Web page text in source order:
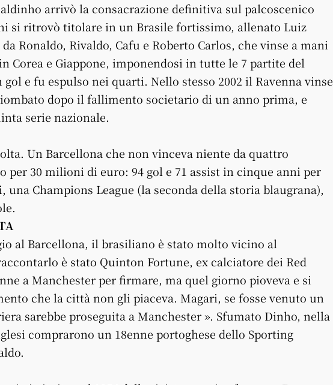
arrivò la consacrazione definitiva sul palcoscenico
si ritrovò titolare in un Brasile fortissimo, allenato Luiz
Ronaldo, Rivaldo, Cafu e Roberto Carlos, che vinse a mani
Corea e Giappone, imponendosi in tutte le 7 partite del
e fu espulso nei quarti. Nello stesso 2002 il Ravenna vinse
dopo il fallimento societario di un anno prima, e
serie nazionale.
Un Barcellona che non vinceva niente da quattro
per 30 milioni di euro: 94 gol e 71 assist in cinque anni per
una Champions League (la seconda della storia blaugrana),
al Barcellona, il brasiliano è stato molto vicino al
è stato Quinton Fortune, ex calciatore dei Red
a Manchester per firmare, ma quel giorno pioveva e si
che la città non gli piaceva. Magari, se fosse venuto un
sarebbe proseguita a Manchester ». Sfumato Dinho, nella
comprarono un 18enne portoghese dello Sporting